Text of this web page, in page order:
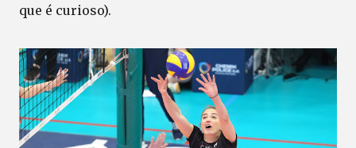
que é curioso).